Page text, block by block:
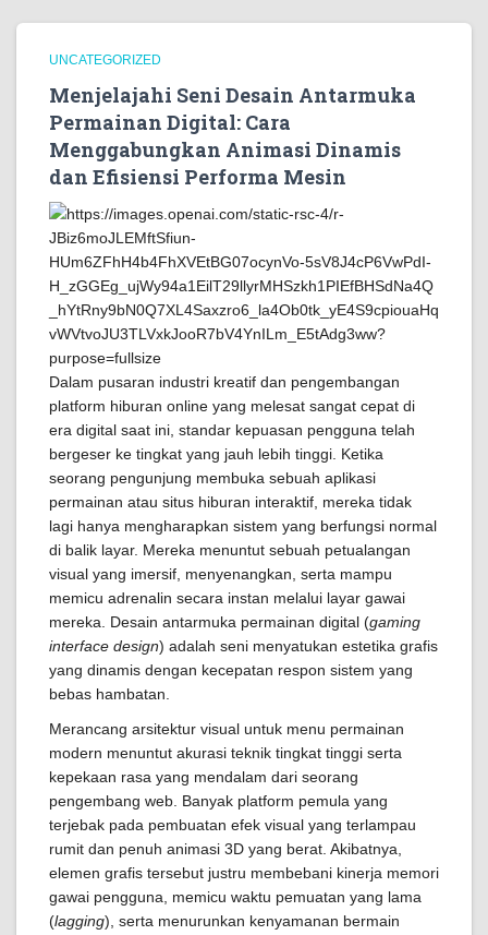
UNCATEGORIZED
Menjelajahi Seni Desain Antarmuka
Permainan Digital: Cara
Menggabungkan Animasi Dinamis
dan Efisiensi Performa Mesin
Dalam pusaran industri kreatif dan pengembangan
platform hiburan online yang melesat sangat cepat di
era digital saat ini, standar kepuasan pengguna telah
bergeser ke tingkat yang jauh lebih tinggi. Ketika
seorang pengunjung membuka sebuah aplikasi
permainan atau situs hiburan interaktif, mereka tidak
lagi hanya mengharapkan sistem yang berfungsi normal
di balik layar. Mereka menuntut sebuah petualangan
visual yang imersif, menyenangkan, serta mampu
memicu adrenalin secara instan melalui layar gawai
mereka. Desain antarmuka permainan digital (gaming
interface design) adalah seni menyatukan estetika grafis
yang dinamis dengan kecepatan respon sistem yang
bebas hambatan.
Merancang arsitektur visual untuk menu permainan
modern menuntut akurasi teknik tingkat tinggi serta
kepekaan rasa yang mendalam dari seorang
pengembang web. Banyak platform pemula yang
terjebak pada pembuatan efek visual yang terlampau
rumit dan penuh animasi 3D yang berat. Akibatnya,
elemen grafis tersebut justru membebani kinerja memori
gawai pengguna, memicu waktu pemuatan yang lama
(lagging), serta menurunkan kenyamanan bermain